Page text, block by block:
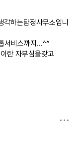
하는탐정사무소입니
서비스까지...^^
란 자부심을갖고